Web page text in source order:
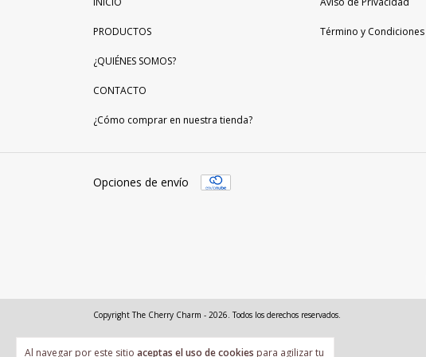
Al navegar por este sitio aceptas el uso de cookies para agilizar tu
PRODUCTOS
¿QUIÉNES SOMOS?
CONTACTO
¿Cómo comprar en nuestra tienda?
Término y Condiciones
Opciones de envío
Copyright The Cherry Charm - 2026. Todos los derechos reservados.